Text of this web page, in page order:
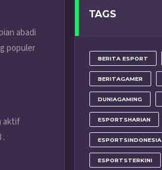
abadi
populer
aktif
.
TAGS
BERITA ESPORT
BERITAGAMER
DUNIAGAMING
ESPORTSHARIAN
ESPORTSINDONESIA
ESPORTSTERKINI